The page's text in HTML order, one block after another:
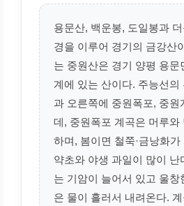
용문산, 백운봉, 도일봉과
경을 이루어 경기의 금강산
는 중원산은 경기 양평 용문
계에 있는 산이다. 주능선의
과 오른쪽에 중원폭포, 중원
데, 중원폭포 계곡은 머루와
하며, 봄이면 철쭉·금낭화가
약초와 야생 과일이 많이 난
는 기암이 늘어서 있고 울창
은 물이 흘러서 내려온다.